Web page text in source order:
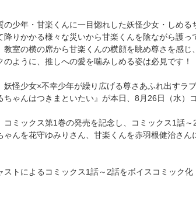
の少年・甘楽くんに一目惚れした妖怪少女・しめ
降りかかる様々な災いから甘楽くんを陰ながら護っ
教室の横の席から甘楽くんの横顔を眺め尊さを感
のように、推しへの愛を噛みしめる姿は必見です！
妖怪少女×不幸少年が繰り広げる尊さあふれ出すラブ
ちゃんはつきまといたい』が本日、8月26日（水）
コミックス第1巻の発売を記念し、コミックス1話～
ゃんを花守ゆみりさん、甘楽くんを赤羽根健治さん
ストによるコミックス1話～2話をボイスコミック化